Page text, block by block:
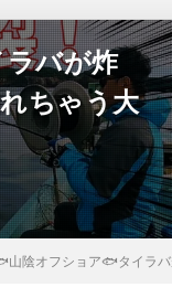
バが炸
ちゃう大
山陰オフショア🐟タイラ